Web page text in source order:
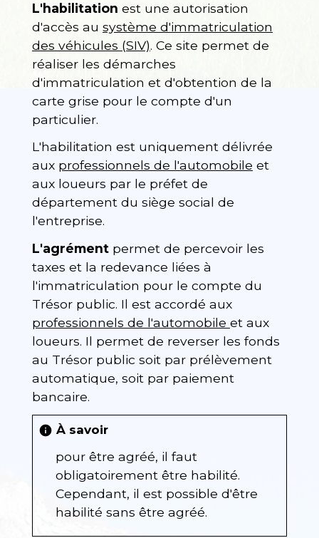
L'habilitation est une autorisation
d'accès au système d'immatriculation
des véhicules (SIV). Ce site permet de
réaliser les démarches
d'immatriculation et d'obtention de la
carte grise pour le compte d'un
particulier.
L'habilitation est uniquement délivrée
aux professionnels de l'automobile et
aux loueurs par le préfet de
département du siège social de
l'entreprise.
L'agrément permet de percevoir les
taxes et la redevance liées à
l'immatriculation pour le compte du
Trésor public. Il est accordé aux
professionnels de l'automobile et aux
loueurs. Il permet de reverser les fonds
au Trésor public soit par prélèvement
automatique, soit par paiement
bancaire.
info À savoir
pour être agréé, il faut
obligatoirement être habilité.
Cependant, il est possible d'être
habilité sans être agréé.